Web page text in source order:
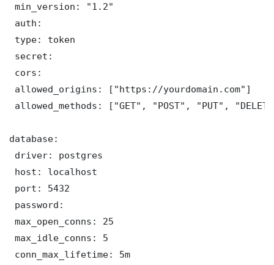
min_version: "1.2"
auth:
type: token
secret:
cors:
allowed_origins: ["https://yourdomain.com"]
allowed_methods: ["GET", "POST", "PUT",
database:
driver: postgres
host: localhost
port: 5432
password:
max_open_conns: 25
max_idle_conns: 5
conn_max_lifetime: 5m